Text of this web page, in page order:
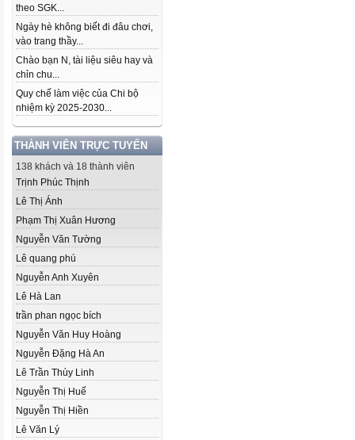
theo SGK...
Ngày hè không biết đi đâu chơi,
vào trang thầy...
Chào bạn N, tài liệu siêu hay và
chỉn chu...
Quy chế làm việc của Chi bộ
nhiệm kỳ 2025-2030...
THÀNH VIÊN TRỰC TUYẾN
138 khách và 18 thành viên
Trịnh Phúc Thịnh
Lê Thị Ánh
Phạm Thị Xuân Hương
Nguyễn Văn Tường
Lê quang phú
Nguyễn Anh Xuyên
Lê Hà Lan
trần phan ngọc bích
Nguyễn Văn Huy Hoàng
Nguyễn Đặng Hà An
Lê Trần Thùy Linh
Nguyễn Thị Huế
Nguyễn Thị Hiền
Lê Văn Lý